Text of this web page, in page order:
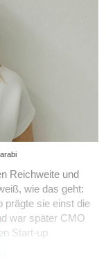
Reichweite und
wie das geht:
prägte sie einst die
war später CMO
Start-up